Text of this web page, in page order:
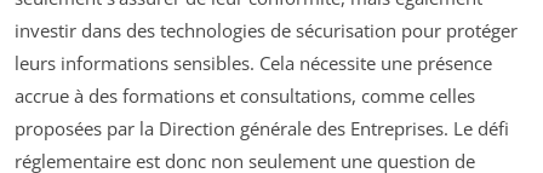
investir dans des technologies de sécurisation pour protéger
leurs informations sensibles. Cela nécessite une présence
accrue à des formations et consultations, comme celles
proposées par la Direction générale des Entreprises. Le défi
réglementaire est donc non seulement une question de